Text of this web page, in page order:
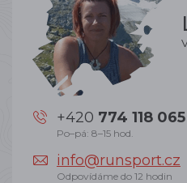
+420 774 118 065
Po–pá: 8–15 hod.
info@runsport.cz
Odpovídáme do 12 hodin